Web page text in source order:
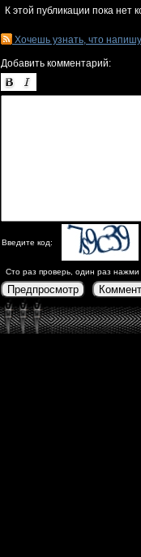
К этой публикации пока нет
Хочешь узнать, что
Добавить комментарий:
Введите код:
Сто раз проверь, один раз нажми
Предпросмотр